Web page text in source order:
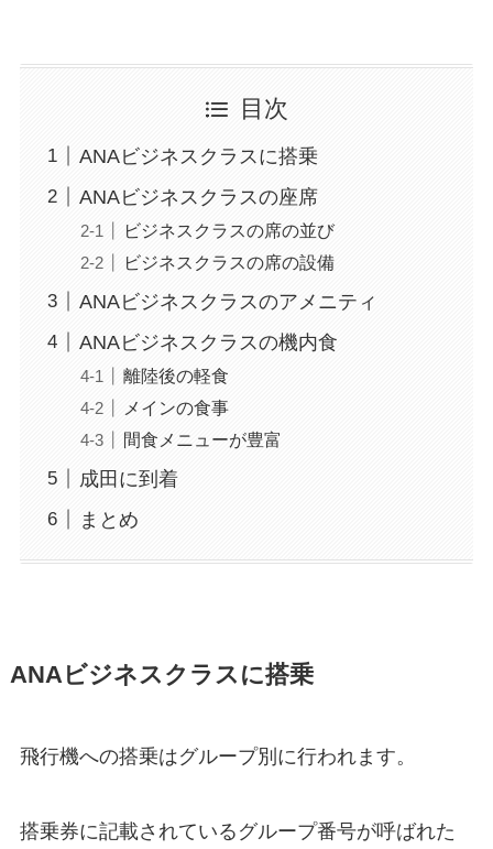
目次
ANAビジネスクラスに搭乗
ANAビジネスクラスの座席
ビジネスクラスの席の並び
ビジネスクラスの席の設備
ANAビジネスクラスのアメニティ
ANAビジネスクラスの機内食
離陸後の軽食
メインの食事
間食メニューが豊富
成田に到着
まとめ
ANAビジネスクラスに搭乗
飛行機への搭乗はグループ別に行われます。
搭乗券に記載されているグループ番号が呼ばれた